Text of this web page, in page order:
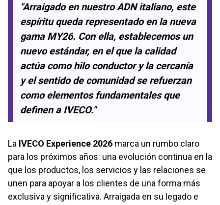
"Arraigado en nuestro ADN italiano, este
espíritu queda representado en la nueva
gama MY26. Con ella, establecemos un
nuevo estándar, en el que la calidad
actúa como hilo conductor y la cercanía
y el sentido de comunidad se refuerzan
como elementos fundamentales que
definen a IVECO."
La IVECO Experience 2026 marca un rumbo claro
para los próximos años: una evolución continua en la
que los productos, los servicios y las relaciones se
unen para apoyar a los clientes de una forma más
exclusiva y significativa. Arraigada en su legado e